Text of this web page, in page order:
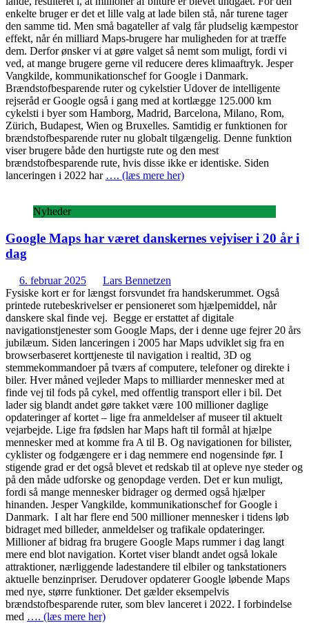
enkelte bruger er det et lille valg at lade bilen stå, når turene tager
den samme tid. Men små bagateller af valg får pludselig kæmpestor
effekt, når én milliard Maps-brugere har muligheden for at træffe
dem. Derfor ønsker vi at gøre valget så nemt som muligt, fordi vi
ved, at mange brugere gerne vil reducere deres klimaaftryk. Jesper
Vangkilde, kommunikationschef for Google i Danmark.
Brændstofbesparende ruter og cykelstier Udover de intelligente
rejseråd er Google også i gang med at kortlægge 125.000 km
cykelsti i byer som Hamborg, Madrid, Barcelona, Milano, Rom,
Zürich, Budapest, Wien og Bruxelles. Samtidig er funktionen for
brændstofbesparende ruter nu globalt tilgængelig. Denne funktion
viser brugere både den hurtigste rute og den mest
brændstofbesparende rute, hvis disse ikke er identiske. Siden
lanceringen i 2022 har …. (læs mere her)
Nyheder
Google Maps har været danskernes vejviser i 20 år i
dag
6. februar 2025
Lars Bennetzen
Fysiske kort er for længst forsvundet fra handskerummet. Også
printede rutebeskrivelser er pensioneret som hjælpemiddel, når
danskere skal finde vej. Begge er erstattet af digitale
navigationstjenester som Google Maps, der i denne uge fejrer 20 års
jubilæum. Siden lanceringen i 2005 har Maps udviklet sig fra en
browserbaseret korttjeneste til navigation i realtid, 3D og
stemmekommandoer på tværs af computere, telefoner og direkte i
biler. Hver måned vejleder Maps to milliarder mennesker med at
finde vej til fods på cykel, med offentlig transport eller i bil. Det
lader sig blandt andet gøre takket være 100 millioner daglige
opdateringer af kortet – lige fra anmeldelser af museer til aktuelt
vejarbejde. Lige fra fødslen har Maps haft til formål at hjælpe
mennesker med at komme fra A til B. Og navigationen for bilister,
cyklister og fodgængere er i dag nemmere end nogensinde før. I
stigende grad er det også blevet et redskab til at opleve nye steder og
på den måde udforske og genopdage verden. Det er kun muligt,
fordi så mange mennesker bidrager og dermed også hjælper
hinanden. Jesper Vangkilde, kommunikationschef for Google i
Danmark. I alt har flere end 500 millioner mennesker i tidens løb
bidraget med billeder, anmeldelser og trafikale opdateringer.
Millioner af bidrag fra brugere Google Maps rummer i dag langt
mere end blot navigation. Kortet viser blandt andet også lokale
attraktioner, nærliggende ladestandere til elbiler og tankstationers
aktuelle benzinpriser. Derudover opdaterer Google løbende Maps
med nye, større funktioner. Det gælder eksempelvis
brændstofbesparende ruter, som blev lanceret i 2022. I forbindelse
med …. (læs mere her)